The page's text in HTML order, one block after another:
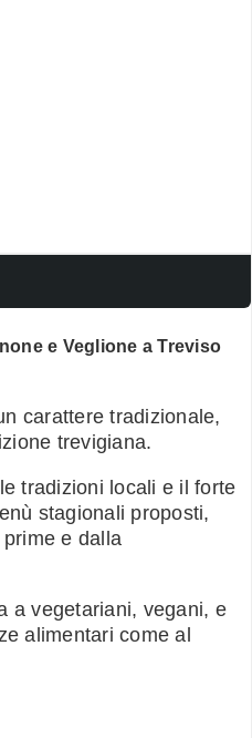
e Veglione a Treviso
carattere tradizionale,
trevigiana.
tradizioni locali e il forte
stagionali proposti,
e dalla
a vegetariani, vegani, e
alimentari come al